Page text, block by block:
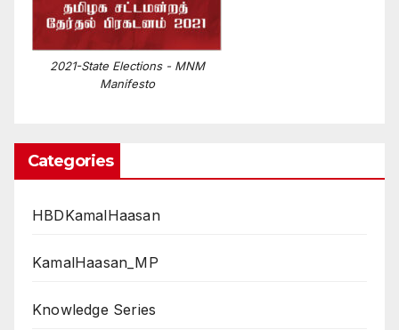
2021-State Elections - MNM
Manifesto
Categories
HBDKamalHaasan
KamalHaasan_MP
Knowledge Series